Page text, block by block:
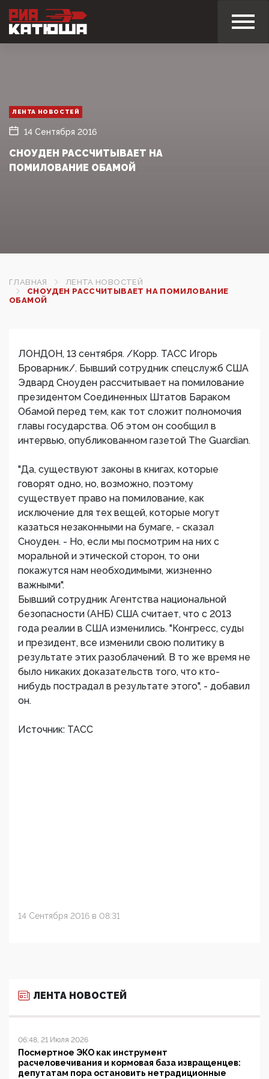
ЛЕНТА НОВОСТЕЙ
14 Сентября 2016
СНОУДЕН РАССЧИТЫВАЕТ НА
ПОМИЛОВАНИЕ ОБАМОЙ
ГЛАВНАЯ
ЛЕНТА НОВОСТЕЙ
СНОУДЕН РАССЧИТЫВАЕТ НА ПОМИЛОВАНИЕ
ОБАМОЙ
ЛОНДОН, 13 сентября. /Корр. ТАСС Игорь
Броварник/. Бывший сотрудник спецслужб США
Эдвард Сноуден рассчитывает на помилование
президентом Соединенных Штатов Бараком
Обамой перед тем, как тот сложит полномочия
главы государства. Об этом он сообщил в
интервью, опубликованном газетой The Guardian.
"Да, существуют законы в книгах, которые
говорят одно, но, возможно, поэтому
существует право на помилование, как
исключение для тех вещей, которые могут
казаться незаконными на бумаге, - сказал
Сноуден. - Но, если мы посмотрим на них с
моральной и этической сторон, то они
покажутся нам необходимыми, жизненно
важными".
Бывший сотрудник Агентства национальной
безопасности (АНБ) США считает, что с 2013
года реалии в США изменились. "Конгресс, суды
и президент, все изменили свою политику в
результате этих разоблачений. В то же время не
было никаких доказательств того, что кто-
нибудь пострадал в результате этого", - добавил
он.
Источник: ТАСС
14 Сентября 2016 в 08:31
ЛЕНТА НОВОСТЕЙ
06:48, 21 Июля 2026
Посмертное ЭКО как инструмент
расчеловечивания и кормовая база извращенцев:
депутатам пора остановить нетрадиционные